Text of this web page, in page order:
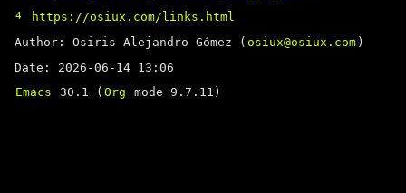
4
https://osiux.com/links.html
Author: Osiris Alejandro Gómez ( osiux@osiux.com )
Date: 2026-06-14 13:06
Emacs
30.1 ( Org mode 9.7.11)